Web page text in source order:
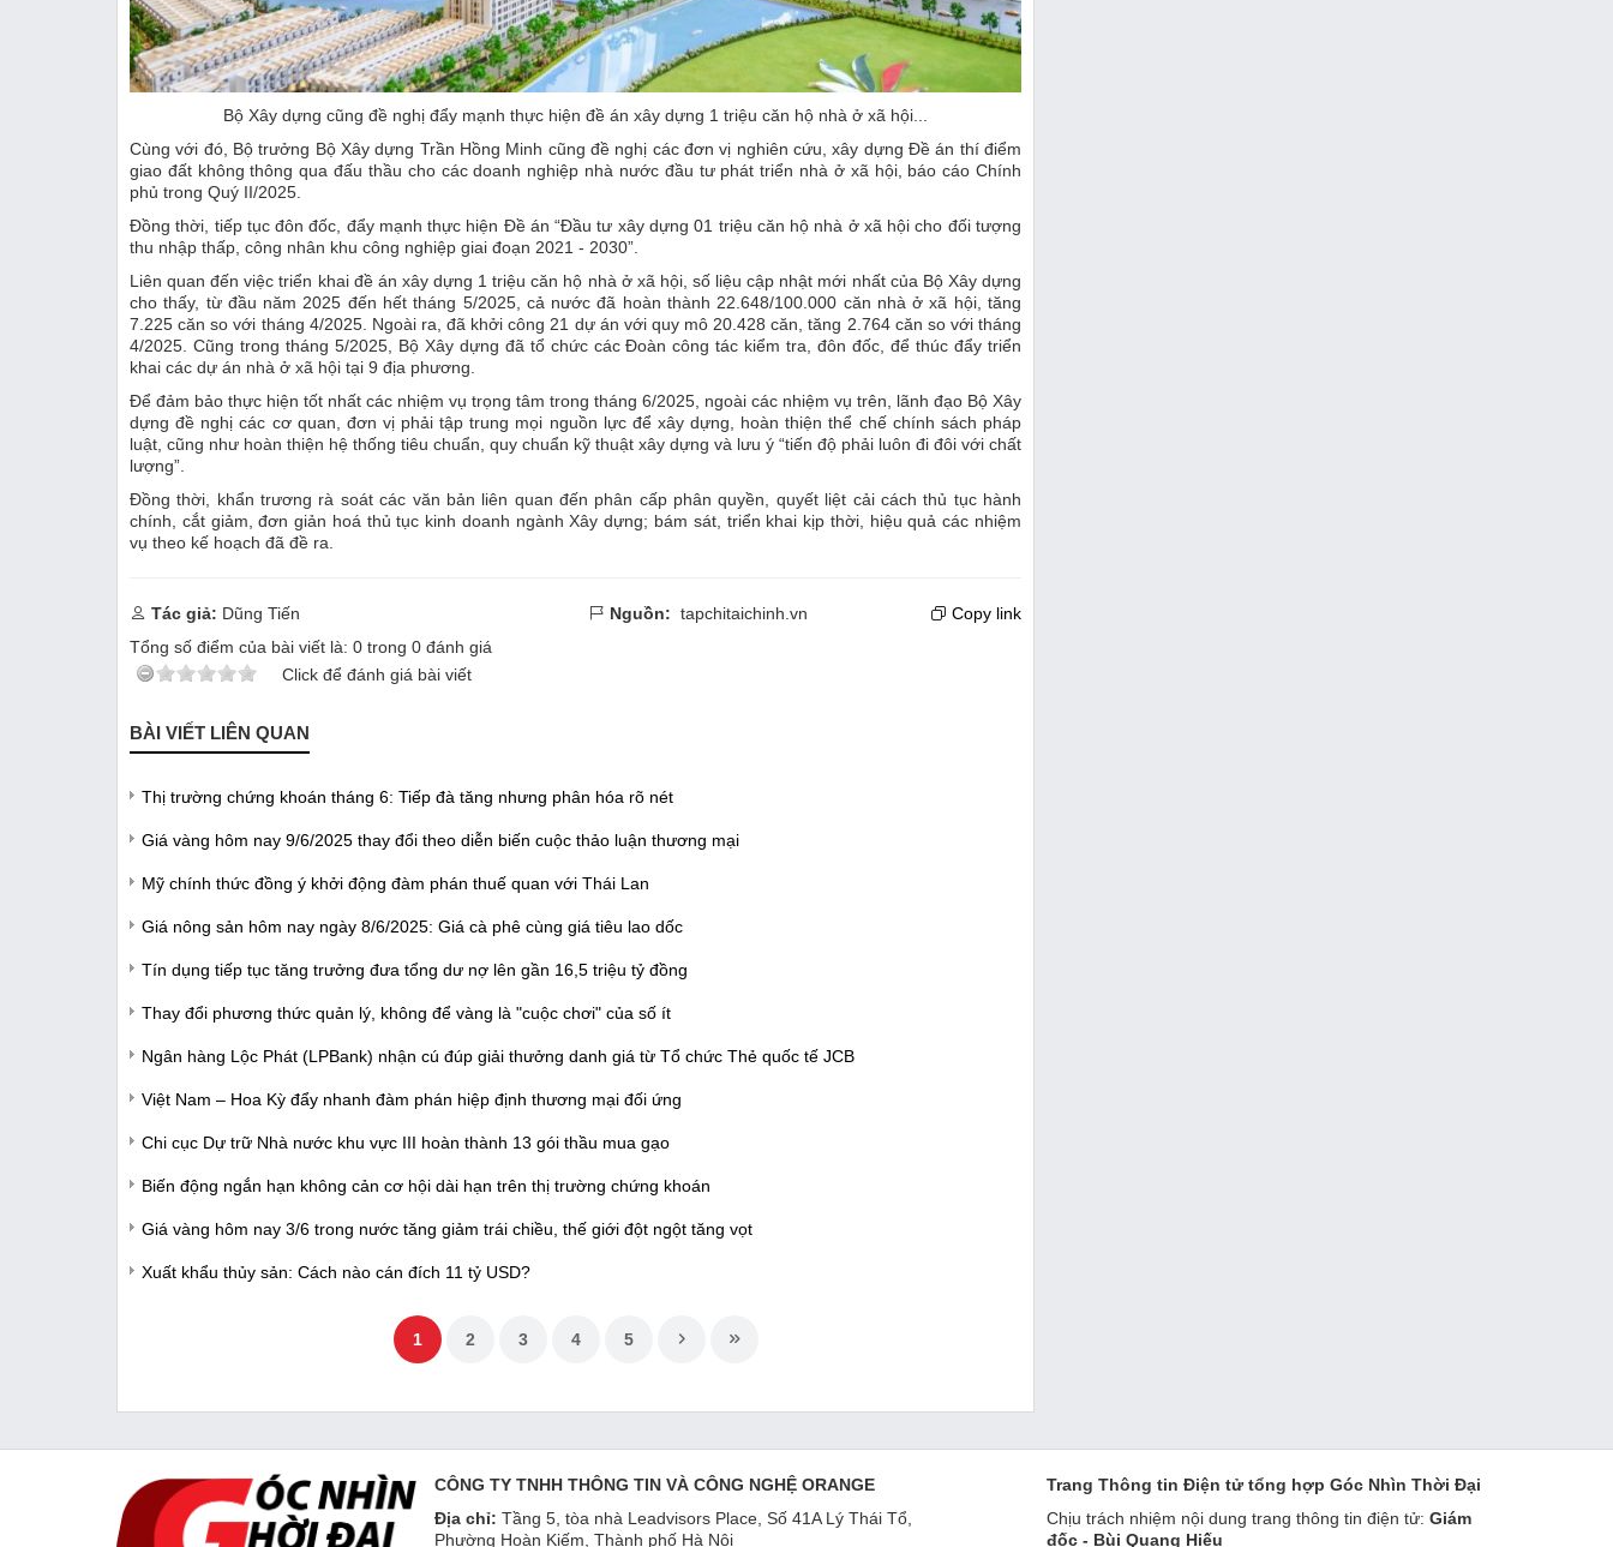
Bộ Xây dựng cũng đề nghị đẩy mạnh thực hiện đề án xây dựng 1 triệu căn hộ nhà ở xã hội...
Cùng với đó, Bộ trưởng Bộ Xây dựng Trần Hồng Minh cũng đề nghị các đơn vị nghiên cứu, xây dựng Đề án thí điểm
giao đất không thông qua đấu thầu cho các doanh nghiệp nhà nước đầu tư phát triển nhà ở xã hội, báo cáo Chính
phủ trong Quý II/2025.
Đồng thời, tiếp tục đôn đốc, đẩy mạnh thực hiện Đề án “Đầu tư xây dựng 01 triệu căn hộ nhà ở xã hội cho đối tượng
thu nhập thấp, công nhân khu công nghiệp giai đoạn 2021 - 2030”.
Liên quan đến việc triển khai đề án xây dựng 1 triệu căn hộ nhà ở xã hội, số liệu cập nhật mới nhất của Bộ Xây dựng
cho thấy, từ đầu năm 2025 đến hết tháng 5/2025, cả nước đã hoàn thành 22.648/100.000 căn nhà ở xã hội, tăng
7.225 căn so với tháng 4/2025. Ngoài ra, đã khởi công 21 dự án với quy mô 20.428 căn, tăng 2.764 căn so với tháng
4/2025. Cũng trong tháng 5/2025, Bộ Xây dựng đã tổ chức các Đoàn công tác kiểm tra, đôn đốc, để thúc đẩy triển
khai các dự án nhà ở xã hội tại 9 địa phương.
Để đảm bảo thực hiện tốt nhất các nhiệm vụ trọng tâm trong tháng 6/2025, ngoài các nhiệm vụ trên, lãnh đạo Bộ Xây
dựng đề nghị các cơ quan, đơn vị phải tập trung mọi nguồn lực để xây dựng, hoàn thiện thể chế chính sách pháp
luật, cũng như hoàn thiện hệ thống tiêu chuẩn, quy chuẩn kỹ thuật xây dựng và lưu ý “tiến độ phải luôn đi đôi với chất
lượng”.
Đồng thời, khẩn trương rà soát các văn bản liên quan đến phân cấp phân quyền, quyết liệt cải cách thủ tục hành
chính, cắt giảm, đơn giản hoá thủ tục kinh doanh ngành Xây dựng; bám sát, triển khai kịp thời, hiệu quả các nhiệm
vụ theo kế hoạch đã đề ra.
Tác giả: Dũng Tiến Nguồn: tapchitaichinh.vn
Copy link
Tổng số điểm của bài viết là: 0 trong 0 đánh giá
Click để đánh giá bài viết
BÀI VIẾT LIÊN QUAN
Thị trường chứng khoán tháng 6: Tiếp đà tăng nhưng phân hóa rõ nét
Giá vàng hôm nay 9/6/2025 thay đổi theo diễn biến cuộc thảo luận thương mại
Mỹ chính thức đồng ý khởi động đàm phán thuế quan với Thái Lan
Giá nông sản hôm nay ngày 8/6/2025: Giá cà phê cùng giá tiêu lao dốc
Tín dụng tiếp tục tăng trưởng đưa tổng dư nợ lên gần 16,5 triệu tỷ đồng
Thay đổi phương thức quản lý, không để vàng là "cuộc chơi" của số ít
Ngân hàng Lộc Phát (LPBank) nhận cú đúp giải thưởng danh giá từ Tổ chức Thẻ quốc tế JCB
Việt Nam – Hoa Kỳ đẩy nhanh đàm phán hiệp định thương mại đối ứng
Chi cục Dự trữ Nhà nước khu vực III hoàn thành 13 gói thầu mua gạo
Biến động ngắn hạn không cản cơ hội dài hạn trên thị trường chứng khoán
Giá vàng hôm nay 3/6 trong nước tăng giảm trái chiều, thế giới đột ngột tăng vọt
Xuất khẩu thủy sản: Cách nào cán đích 11 tỷ USD?
1 2 3 4 5
CÔNG TY TNHH THÔNG TIN VÀ CÔNG NGHỆ ORANGE
Địa chỉ: Tầng 5, tòa nhà Leadvisors Place, Số 41A Lý Thái Tổ,
Phường Hoàn Kiếm, Thành phố Hà Nội
Trang Thông tin Điện tử tổng hợp Góc Nhìn Thời Đại
Chịu trách nhiệm nội dung trang thông tin điện tử: Giám
đốc - Bùi Quang Hiếu